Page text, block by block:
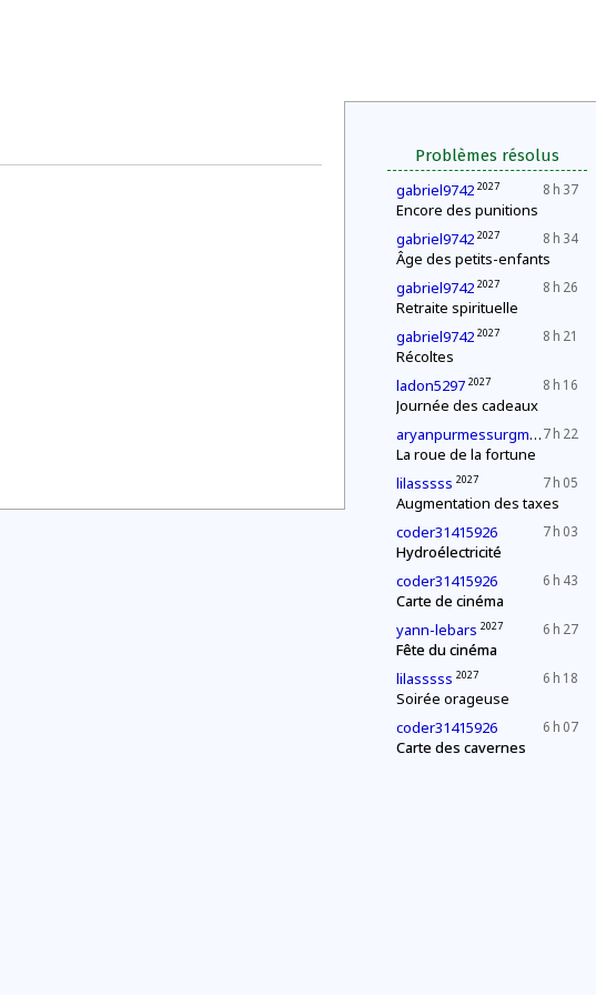
Problèmes résolus
8 h 37
gabriel9742 2027
Encore des punitions
8 h 34
gabriel9742 2027
Âge des petits-enfants
8 h 26
gabriel9742 2027
Retraite spirituelle
8 h 21
gabriel9742 2027
Récoltes
8 h 16
ladon5297 2027
Journée des cadeaux
7 h 22
aryanpurmessurgmailcom 2027
La roue de la fortune
7 h 05
lilasssss 2027
Augmentation des taxes
7 h 03
coder31415926
Hydroélectricité
6 h 43
coder31415926
Carte de cinéma
6 h 27
yann-lebars 2027
Fête du cinéma
6 h 18
lilasssss 2027
Soirée orageuse
6 h 07
coder31415926
Carte des cavernes